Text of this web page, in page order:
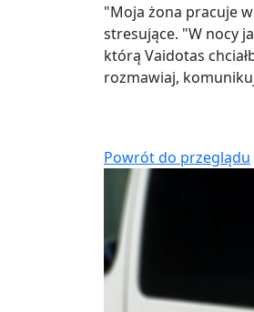
"Moja żona pracuje
stresujące. "W nocy
którą Vaidotas
rozmawiaj,
Powrót do przeglądu